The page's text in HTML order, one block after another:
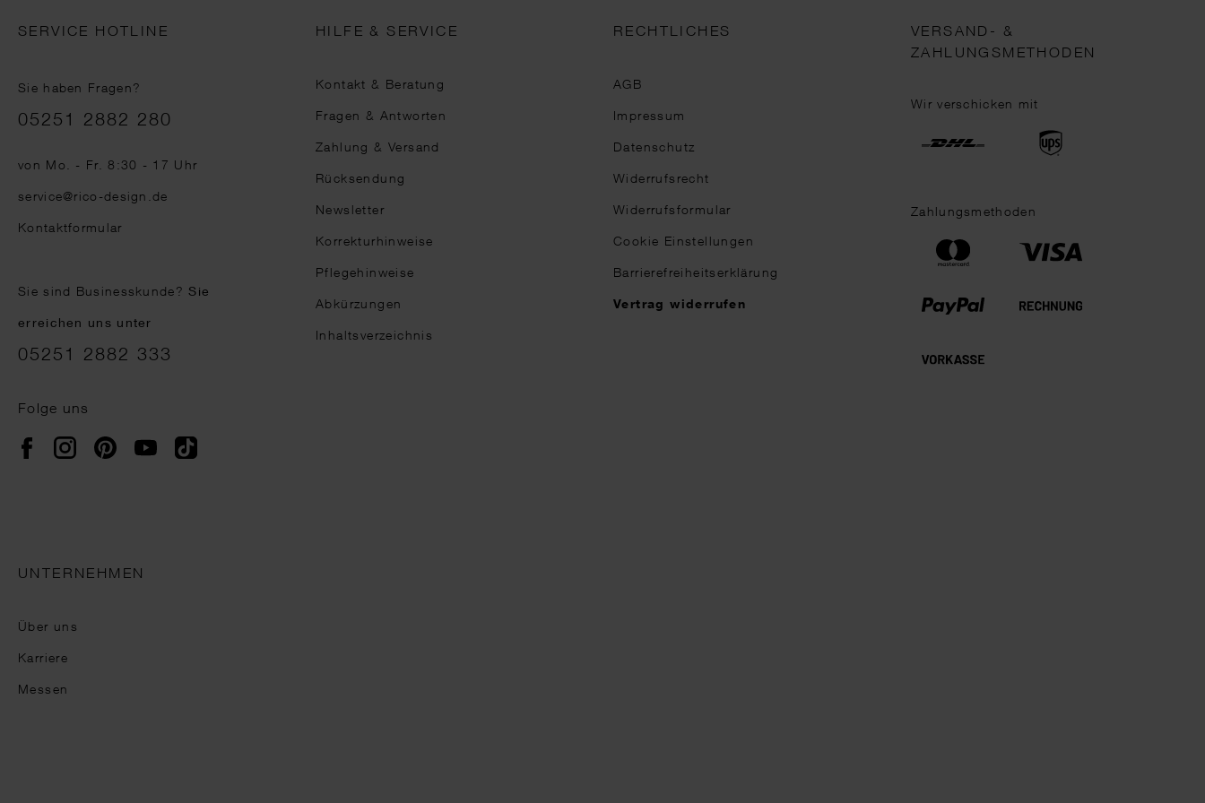
SERVICE HOTLINE
Sie haben Fragen?
Telefonnummer
05251 2882 280
von Mo. - Fr. 8:30 - 17 Uhr
service@rico-design.de
Kontaktformular
Sie sind Businesskunde?Sie
erreichen uns unter
05251 2882 333
Folge uns
FacebookInstagramPinterestYouTubeTikTok
HILFE & SERVICE
Kontakt & Beratung
Fragen & Antworten
Zahlung & Versand
Rücksendung
Newsletter
Korrekturhinweise
Pflegehinweise
Abkürzungen
Inhaltsverzeichnis
RECHTLICHES
AGB
Impressum
Datenschutz
Widerrufsrecht
Widerrufsformular
Cookie Einstellungen
Barrierefreiheitserklärung
Vertrag widerrufen
VERSAND- &
ZAHLUNGSMETHODEN
Wir verschicken mit
Zahlungsmethoden
UNTERNEHMEN
Über uns
Karriere
Messen